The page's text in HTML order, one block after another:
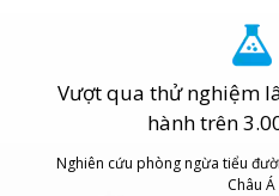
Vượt qua thử nghiệm
hành trên
Nghiên cứu phòng ngừa tiểu
Châu Á